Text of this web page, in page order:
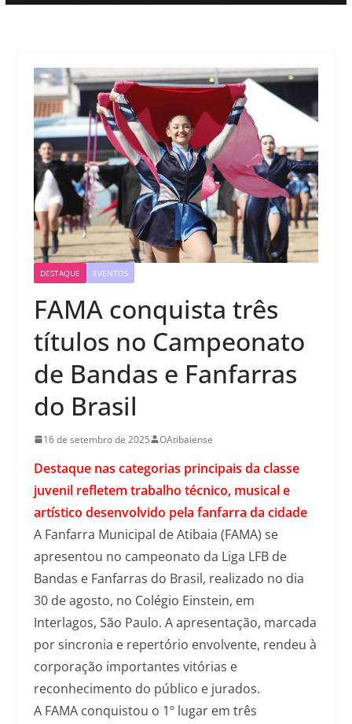
DESTAQUE EVENTOS
FAMA conquista três
títulos no Campeonato
de Bandas e Fanfarras
do Brasil
16 de setembro de 2025 OAtibaiense
Destaque nas categorias principais da classe
juvenil refletem trabalho técnico, musical e
artístico desenvolvido pela fanfarra da cidade
A Fanfarra Municipal de Atibaia (FAMA) se
apresentou no campeonato da Liga LFB de
Bandas e Fanfarras do Brasil, realizado no dia
30 de agosto, no Colégio Einstein, em
Interlagos, São Paulo. A apresentação, marcada
por sincronia e repertório envolvente, rendeu à
corporação importantes vitórias e
reconhecimento do público e jurados.
A FAMA conquistou o 1º lugar em três